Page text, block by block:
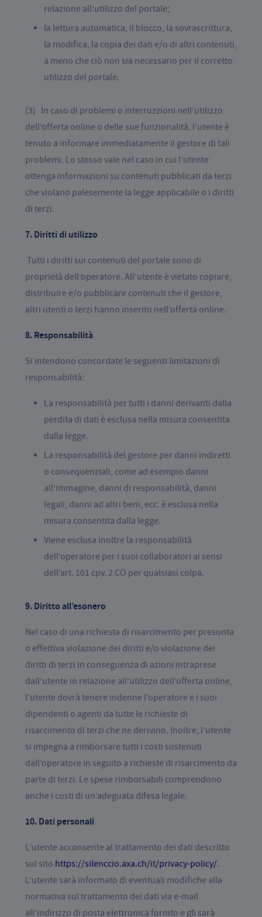
relazione all’utilizzo del portale;
la lettura automatica, il blocco, la sovrascrittura,
la modifica, la copia dei dati e/o di altri contenuti,
a meno che ciò non sia necessario per il corretto
utilizzo del portale.
(3) In caso di problemi o interruzzioni nell’utilizzo
dell’offerta online o delle sue funzionalità, l’utente è
tenuto a informare immediatamente il gestore di tali
problemi. Lo stesso vale nel caso in cui l’utente
ottenga informazioni su contenuti pubblicati da terzi
che violano palesemente la legge applicabile o i diritti
di terzi.
7. Diritti di utilizzo
Tutti i diritti sui contenuti del portale sono di
proprietà dell’operatore. All’utente è vietato copiare,
distribuire e/o pubblicare contenuti che il gestore,
altri utenti o terzi hanno inserito nell’offerta online.
8. Responsabilità
Si intendono concordate le seguenti limitazioni di
responsabilità:
La responsabilità per tutti i danni derivanti dalla
perdita di dati è esclusa nella misura consentita
dalla legge.
La responsabilità del gestore per danni indiretti
o consequenziali, come ad esempio danni
all’immagine, danni di responsabilità, danni
legali, danni ad altri beni, ecc. è esclusa nella
misura consentita dalla legge.
Viene esclusa inoltre la responsabilità
dell’operatore per i suoi collaboratori ai sensi
dell’art. 101 cpv. 2 CO per qualsiasi colpa.
9. Diritto all’esonero
Nel caso di una richiesta di risarcimento per presunta
o effettiva violazione dei diritti e/o violazione dei
diritti di terzi in conseguenza di azioni intraprese
dall’utente in relazione all’utilizzo dell’offerta online,
l’utente dovrà tenere indenne l’operatore e i suoi
dipendenti o agenti da tutte le richieste di
risarcimento di terzi che ne derivino. Inoltre, l’utente
si impegna a rimborsare tutti i costi sostenuti
dall’operatore in seguito a richieste di risarcimento da
parte di terzi. Le spese rimborsabili comprendono
anche i costi di un’adeguata difesa legale.
10. Dati personali
L’utente acconsente al trattamento dei dati descritto
sul sito https://silenccio.axa.ch/it/privacy-policy/.
L’utente sarà informato di eventuali modifiche alla
normativa sul trattamento dei dati via e-mail
all’indirizzo di posta elettronica fornito e gli sarà